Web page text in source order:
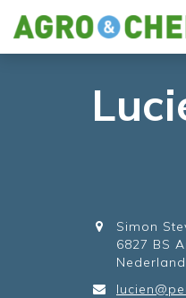
Simon
6827 BS
Nederland